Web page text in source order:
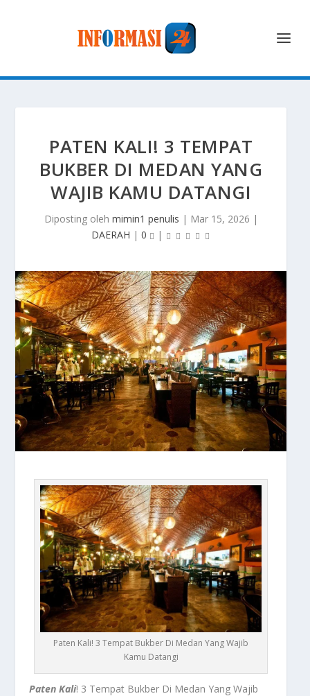
PATEN KALI! 3 TEMPAT
BUKBER DI MEDAN YANG
WAJIB KAMU DATANGI
Diposting oleh mimin1 penulis | Mar 15, 2026 |
DAERAH | 0 |
Paten Kali! 3 Tempat Bukber Di Medan Yang Wajib
Kamu Datangi
Paten Kali! 3 Tempat Bukber Di Medan Yang Wajib